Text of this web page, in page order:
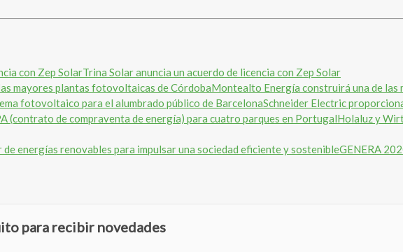
Trina Solar anuncia un acuerdo de licencia con Zep Solar
Montealto Energía construirá una de
Schneider Electric
Holaluz y
GENERA
para recibir novedades